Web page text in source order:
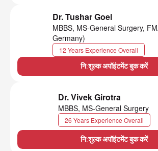
Dr. Tushar Goel
MBBS, MS-General Surgery,
Germany)
12 Years Experience Overall
नि:शुल्क अपॉइंटमेंट बुक करें
Dr. Vivek Girotra
MBBS, MS-General Surgery
26 Years Experience Overall
नि:शुल्क अपॉइंटमेंट बुक करें